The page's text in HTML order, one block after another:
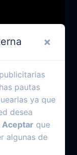
2020
Inferno: Part II
pautas
ya que
desea
Aceptar que
algunas de